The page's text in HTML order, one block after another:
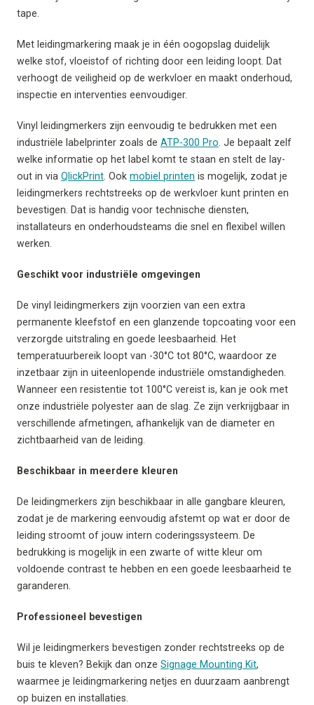
tape.
Met leidingmarkering maak je in één oogopslag duidelijk
welke stof, vloeistof of richting door een leiding loopt. Dat
verhoogt de veiligheid op de werkvloer en maakt onderhoud,
inspectie en interventies eenvoudiger.
Vinyl leidingmerkers zijn eenvoudig te bedrukken met een
industriële labelprinter zoals de ATP-300 Pro . Je bepaalt zelf
welke informatie op het label komt te staan en stelt de lay-
out in via QlickPrint . Ook mobiel printen is mogelijk, zodat je
leidingmerkers rechtstreeks op de werkvloer kunt printen en
bevestigen. Dat is handig voor technische diensten,
installateurs en onderhoudsteams die snel en flexibel willen
werken.
Geschikt voor industriële omgevingen
De vinyl leidingmerkers zijn voorzien van een extra
permanente kleefstof en een glanzende topcoating voor een
verzorgde uitstraling en goede leesbaarheid. Het
temperatuurbereik loopt van -30°C tot 80°C, waardoor ze
inzetbaar zijn in uiteenlopende industriële omstandigheden.
Wanneer een resistentie tot 100°C vereist is, kan je ook met
onze industriële polyester aan de slag. Ze zijn verkrijgbaar in
verschillende afmetingen, afhankelijk van de diameter en
zichtbaarheid van de leiding.
Beschikbaar in meerdere kleuren
De leidingmerkers zijn beschikbaar in alle gangbare kleuren,
zodat je de markering eenvoudig afstemt op wat er door de
leiding stroomt of jouw intern coderingssysteem. De
bedrukking is mogelijk in een zwarte of witte kleur om
voldoende contrast te hebben en een goede leesbaarheid te
garanderen.
Professioneel bevestigen
Wil je leidingmerkers bevestigen zonder rechtstreeks op de
buis te kleven? Bekijk dan onze Signage Mounting Kit,
waarmee je leidingmarkering netjes en duurzaam aanbrengt
op buizen en installaties.